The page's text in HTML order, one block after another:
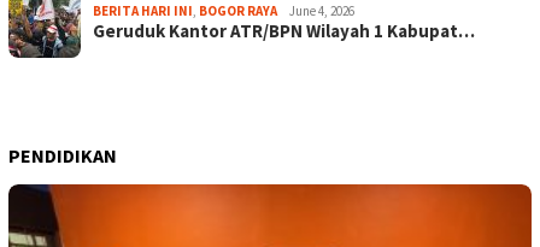
BERITA HARI INI BOGOR RAYA June 4, 2026
Geruduk Kantor ATR/BPN Wilayah 1 Kabupat…
PENDIDIKAN